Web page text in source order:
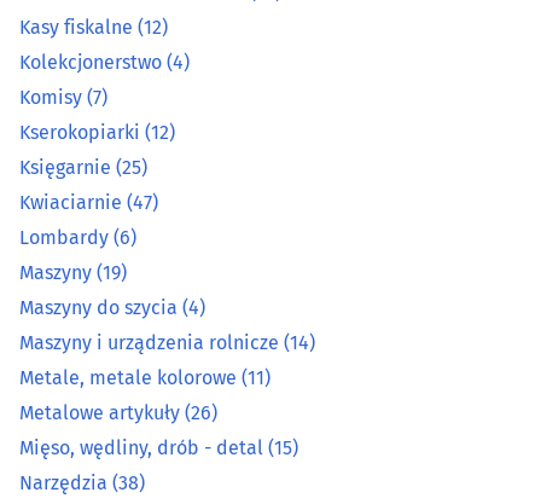
Kolekcjonerstwo (4)
Komisy (7)
Kserokopiarki(12)
Księgarnie (25)
Kwiaciarnie
Lombardy
Maszyny(19)
Maszyny do szycia
Kasy fiskalne (12)
Kolekcjonerstwo (4)
Komisy (7)
Kserokopiarki (12)
Księgarnie (25)
Kwiaciarnie (47)
Lombardy (6)
Maszyny (19)
Maszyny do szycia (4)
Maszyny i urządzenia rolnicze (14)
Metale, metale kolorowe (11)
Metalowe artykuły (26)
Mięso, wędliny, drób - detal (15)
Narzędzia (38)